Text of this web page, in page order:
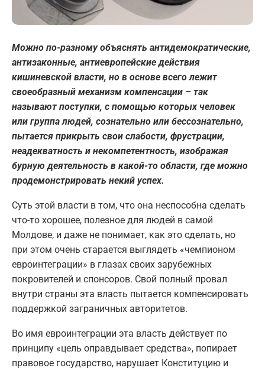
Можно по-разному объяснять антидемократические,
антизаконные, антиевропейские действия
кишиневской власти, но в основе всего лежит
своеобразный механизм компенсации – так
называют поступки, с помощью которых человек
или группа людей, сознательно или бессознательно,
пытается прикрыть свои слабости, фрустрации,
неадекватность и некомпетентность, изображая
бурную деятельность в какой-то области, где можно
продемонстрировать некий успех.
Суть этой власти в том, что она неспособна сделать
что-то хорошее, полезное для людей в самой
Молдове, и даже не понимает, как это сделать, но
при этом очень старается выглядеть «чемпионом
евроинтеграции» в глазах своих зарубежных
покровителей и спонсоров. Свой полный провал
внутри страны эта власть пытается компенсировать
поддержкой заграничных авторитетов.
Во имя евроинтеграции эта власть действует по
принципу «цель оправдывает средства», попирает
правовое государство, нарушает Конституцию и